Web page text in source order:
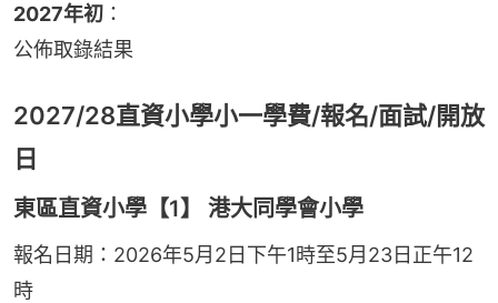
2027年初 ：
公佈取錄結果
2027/28直資小學小一學費/報名/面試/開放
日
東區直資小學【1】 港大同學會小學
報名日期：2026年5月2日下午1時至5月23日正午12
時